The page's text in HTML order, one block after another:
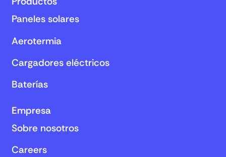
Paneles solares
Aerotermia
Cargadores eléctricos
Baterías
Empresa
Sobre nosotros
Careers